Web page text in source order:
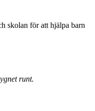
skolan för att hjälpa barn
runt.